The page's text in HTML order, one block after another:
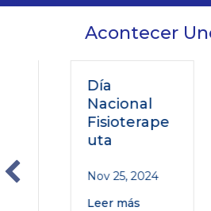
Acontecer
Día
Nacional
Fisioterape
uta
Nov 25, 2024
Leer más